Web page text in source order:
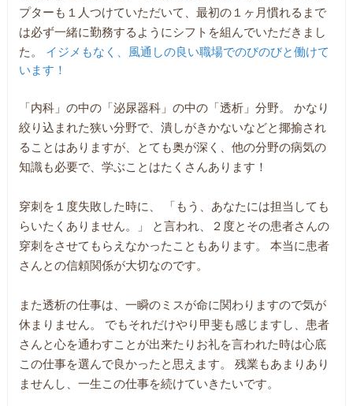
プターも１人つけていただいて、最初の１ヶ月慣れるまで
は必ず一緒に勤務するようにシフトを組んでいただきまし
た。 イジメもなく、風通しの良い職場でのびのびと働けて
います！
「内科」の中の「泌尿器科」の中の「透析」分野。 かなり
絞り込まれた狭い分野で、潰しがきかないなどと揶揄され
ることはありますが、とても奥が深く、他の分野の病気の
知識も必要で、学ぶことはたくさんあります！
穿刺を１度失敗した時に、 「もう、あなたには担当しても
らいたくありません。」 と言われ、２度とその患者さんの
穿刺をさせてもらえなかったこともあります。 本当に患者
さんとの信頼関係が大切なのです。
また透析の仕事は、一瞬のミスが命に関わりますので気が
休まりません。 でもそれだけやり甲斐も感じますし、患者
さんと心を通わすことが出来たりお礼を言われた時は心底
この仕事を選んで良かったと思えます。 残業もあまりあり
ませんし、一生この仕事を続けていきたいです。